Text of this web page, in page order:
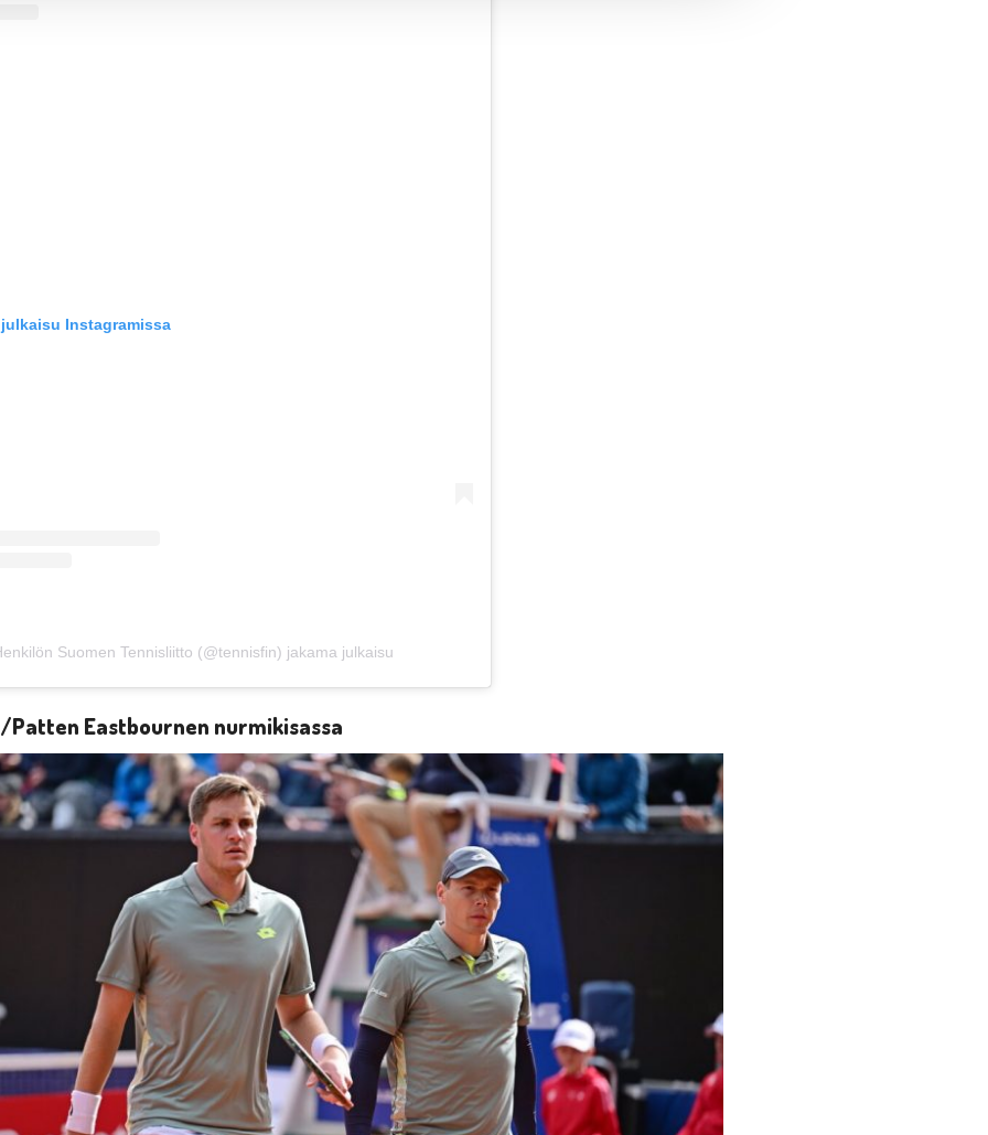
julkaisu Instagramissa
Suomen Tennisliitto (@tennisfin) jakama julkaisu
Patten Eastbournen nurmikisassa